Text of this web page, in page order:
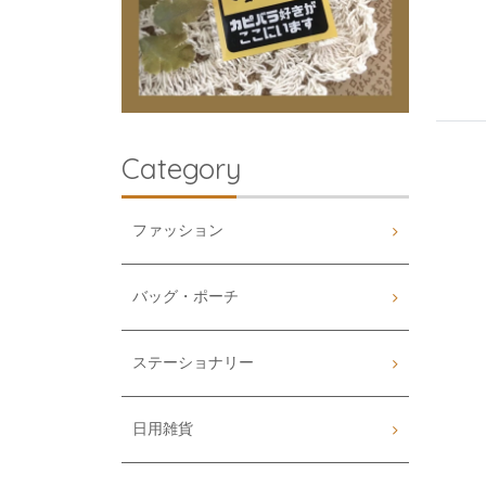
Category
ファッション
バッグ・ポーチ
ステーショナリー
日用雑貨